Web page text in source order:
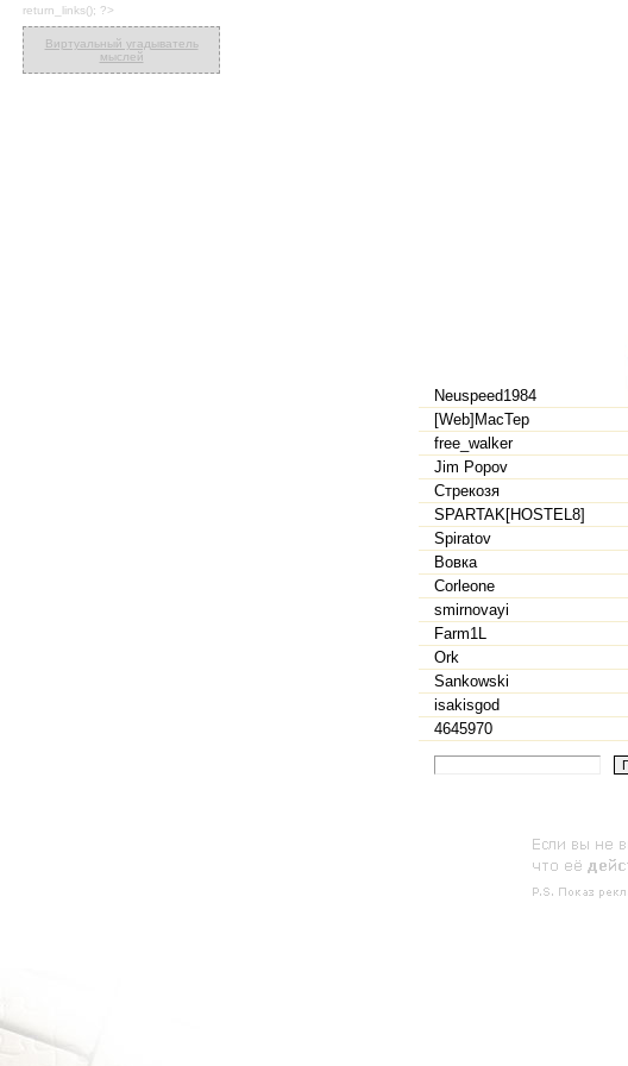
return_links(); ?>
Виртуальный угадыватель
мыслей
Neuspeed1984
[Web]MacTep
free_walker
Jim Popov
Стрекозя
SPARTAK[HOSTEL8]
Spiratov
Вовка
Corleone
smirnovayi
Farm1L
Ork
Sankowski
isakisgod
4645970